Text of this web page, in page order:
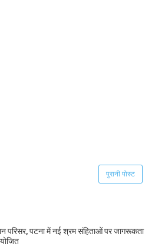
पुरानी पोस्ट
परिसर, पटना में नई श्रम संहिताओं पर जागरूकता